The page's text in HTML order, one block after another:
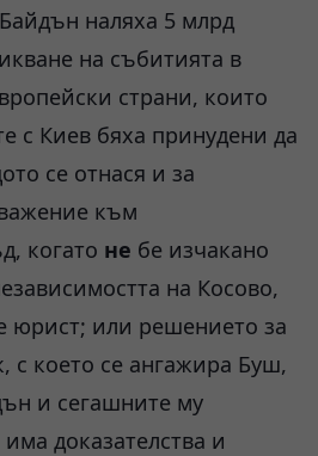
наляха 5 млрд
на събитията в
страни, които
с Киев бяха принудени да
се отнася и за
към
когато не бе изчакано
на Косово,
юрист; или решението за
с което се ангажира Буш,
и сегашните му
доказателства и